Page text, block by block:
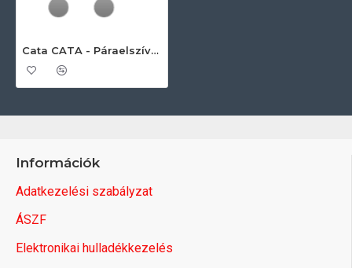
Cata CATA - Páraelszívó CERES 600 Fehér Kürtős páraelszívó
Információk
Adatkezelési szabályzat
ÁSZF
Elektronikai hulladékkezelés